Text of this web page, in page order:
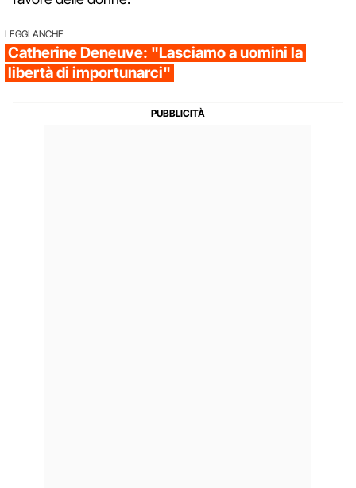
LEGGI ANCHE
Catherine Deneuve: "Lasciamo a uomini la
libertà di importunarci"